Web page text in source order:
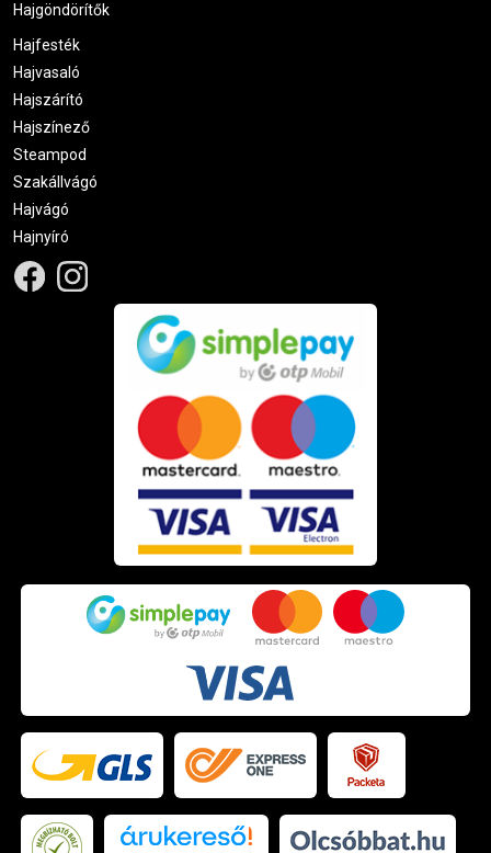
Hajgöndörítők
Hajfesték
Hajvasaló
Hajszárító
Hajszínező
Steampod
Szakállvágó
Hajvágó
Hajnyíró